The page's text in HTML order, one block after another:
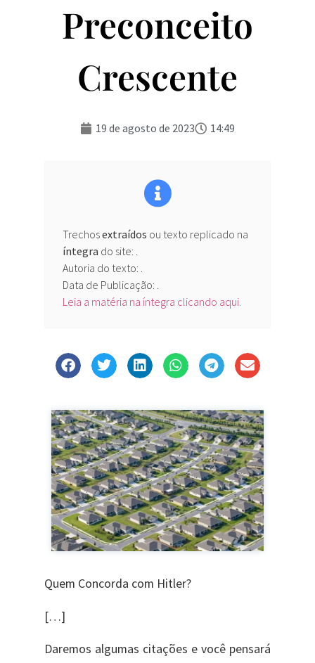
Preconceito
Crescente
19 de agosto de 2023 14:49
Trechosextraídos ou texto replicado na
íntegra do site: .
Autoria do texto: .
Data de Publicação: .
Leia a matéria na íntegra clicando aqui.
Quem Concorda com Hitler?
[…]
Daremos algumas citações e você pensará